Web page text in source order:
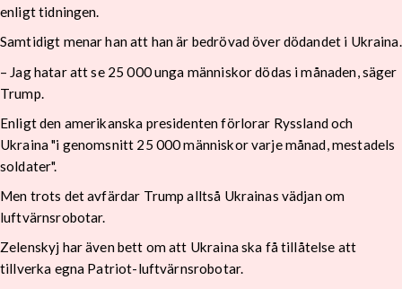
enligt tidningen.
Samtidigt menar han att han är bedrövad över dödandet i Ukraina.
– Jag hatar att se 25 000 unga människor dödas i månaden, säger
Trump.
Enligt den amerikanska presidenten förlorar Ryssland och
Ukraina "i genomsnitt 25 000 människor varje månad, mestadels
soldater".
Men trots det avfärdar Trump alltså Ukrainas vädjan om
luftvärnsrobotar.
Zelenskyj har även bett om att Ukraina ska få tillåtelse att
tillverka egna Patriot-luftvärnsrobotar.